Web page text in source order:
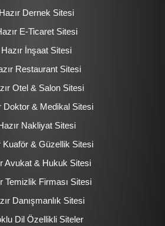
Hazır Dernek Sitesi
E-Ticaret Sitesi
Hazır İnşaat Sitesi
Restaurant Sitesi
Otel & Salon Sitesi
Doktor & Medikal Sitesi
Nakliyat Sitesi
Kuaför & Güzellik Sitesi
Avukat & Hukuk Sitesi
Temizlik Firması Sitesi
Danışmanlık Sitesi
Dil Özellikli Siteler